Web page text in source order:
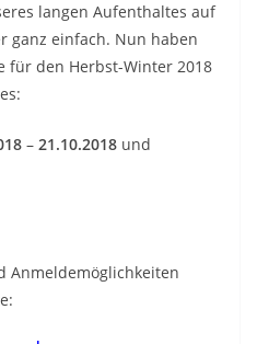
langen Aufenthaltes auf
ganz einfach. Nun haben
für den Herbst-Winter 2018
– 21.10.2018 und
Anmeldemöglichkeiten